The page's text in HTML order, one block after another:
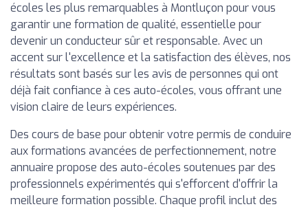
écoles les plus remarquables à Montluçon pour vous
garantir une formation de qualité, essentielle pour
devenir un conducteur sûr et responsable. Avec un
accent sur l'excellence et la satisfaction des élèves, nos
résultats sont basés sur les avis de personnes qui ont
déjà fait confiance à ces auto-écoles, vous offrant une
vision claire de leurs expériences.
Des cours de base pour obtenir votre permis de conduire
aux formations avancées de perfectionnement, notre
annuaire propose des auto-écoles soutenues par des
professionnels expérimentés qui s'efforcent d'offrir la
meilleure formation possible. Chaque profil inclut des